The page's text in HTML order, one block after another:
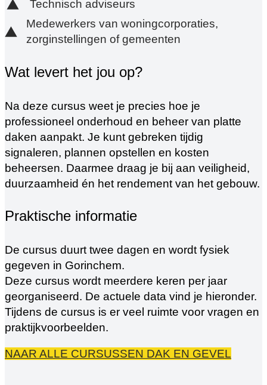
Technisch adviseurs
Medewerkers van woningcorporaties,
zorginstellingen of gemeenten
Wat levert het jou op?
Na deze cursus weet je precies hoe je
professioneel onderhoud en beheer van platte
daken aanpakt. Je kunt gebreken tijdig
signaleren, plannen opstellen en kosten
beheersen. Daarmee draag je bij aan veiligheid,
duurzaamheid én het rendement van het gebouw.
Praktische informatie
De cursus duurt twee dagen en wordt fysiek
gegeven in Gorinchem.
Deze cursus wordt meerdere keren per jaar
georganiseerd. De actuele data vind je hieronder.
Tijdens de cursus is er veel ruimte voor vragen en
praktijkvoorbeelden.
NAAR ALLE CURSUSSEN DAK EN GEVEL